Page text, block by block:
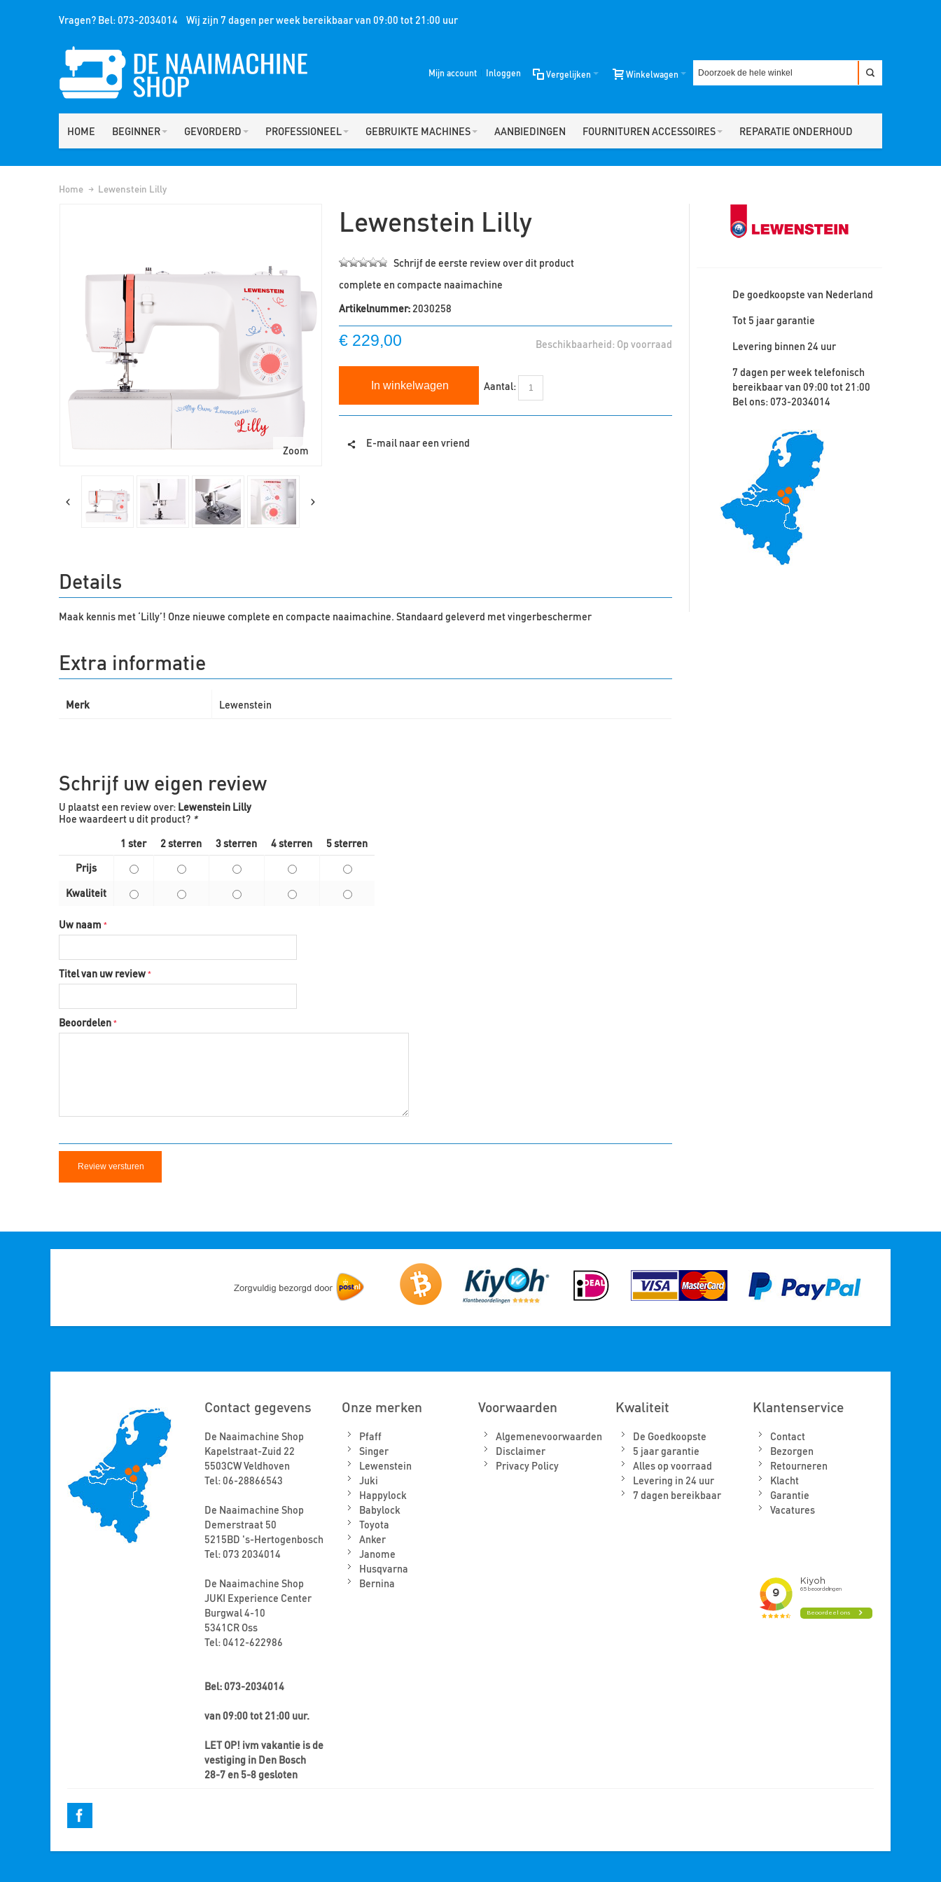
Vragen? Bel: 073-2034014 Wij zijn 7 dagen per week bereikbaar van 09:00 tot 21:00 uur
Winkelwagen
Vergelijken
Mijn account Inloggen
HOME BEGINNER GEVORDERD PROFESSIONEEL GEBRUIKTE MACHINES AANBIEDINGEN FOURNITUREN ACCESSOIRES REPARATIE ONDERHOUD
Home Lewenstein Lilly
Zoom
Lewenstein Lilly
Schrijf de eerste review over dit product
complete en compacte naaimachine
Artikelnummer:2030258
Beschikbaarheid: Op voorraad
€ 229,00
Aantal:
In winkelwagen
E-mail naar een vriend
De goedkoopste van Nederland
Tot 5 jaar garantie
Levering binnen 24 uur
7 dagen per week telefonisch
bereikbaar van 09:00 tot 21:00
Bel ons: 073-2034014
Details
Maak kennis met ‘Lilly’! Onze nieuwe complete en compacte naaimachine. Standaard geleverd met vingerbeschermer
Extra informatie
Merk Lewenstein
Schrijf uw eigen review
U plaatst een review over:Lewenstein Lilly
Hoe waardeert u dit product? *
1 ster
2 sterren 3 sterren 4 sterren
5 sterren
Prijs
Kwaliteit
Uw naam
Titel van uw review
Beoordelen
Review versturen
Contact gegevens
De Naaimachine Shop
Kapelstraat-Zuid 22
5503CW Veldhoven
Tel: 06-28866543
De Naaimachine Shop
Demerstraat 50
5215BD 's-Hertogenbosch
Tel: 073 2034014
De Naaimachine Shop
JUKI Experience Center
Burgwal 4-10
5341CR Oss
Tel: 0412-622986
Bel: 073-2034014
van 09:00 tot 21:00 uur.
LET OP! ivm vakantie is de
vestiging in Den Bosch
28-7 en 5-8 gesloten
Onze merken
Pfaff
Singer
Lewenstein
Juki
Happylock
Babylock
Toyota
Anker
Janome
Husqvarna
Bernina
Voorwaarden
Algemenevoorwaarden
Disclaimer
Privacy Policy
Kwaliteit
De Goedkoopste
5 jaar garantie
Alles op voorraad
Levering in 24 uur
7 dagen bereikbaar
Klantenservice
Contact
Bezorgen
Retourneren
Klacht
Garantie
Vacatures